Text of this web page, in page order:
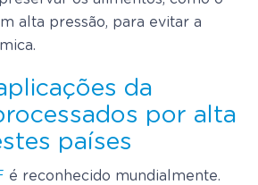
alta pressão, para evitar a
da
por alta
países
é reconhecido mundialmente.